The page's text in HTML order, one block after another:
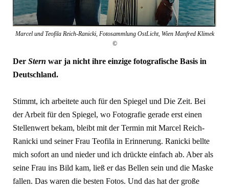
Marcel und Teofila Reich-Ranicki, Fotosammlung OstLicht, Wien Manfred Klimek
©
DerStern war ja nicht ihre einzige fotografische Basis in
Deutschland.
Stimmt, ich arbeitete auch für den Spiegel und Die Zeit. Bei
der Arbeit für den Spiegel, wo Fotografie gerade erst einen
Stellenwert bekam, bleibt mit der Termin mit Marcel Reich-
Ranicki und seiner Frau Teofila in Erinnerung. Ranicki bellte
mich sofort an und nieder und ich drückte einfach ab. Aber als
seine Frau ins Bild kam, ließ er das Bellen sein und die Maske
fallen. Das waren die besten Fotos. Und das hat der große